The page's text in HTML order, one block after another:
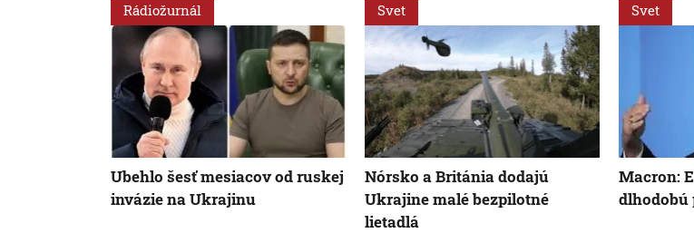
Rádiožurnál
Ubehlo šesť mesiacov od ruskej
invázie na Ukrajinu
Svet
Nórsko a Británia dodajú
Ukrajine malé bezpilotné
lietadlá
Svet
Macron:
dlhodobú